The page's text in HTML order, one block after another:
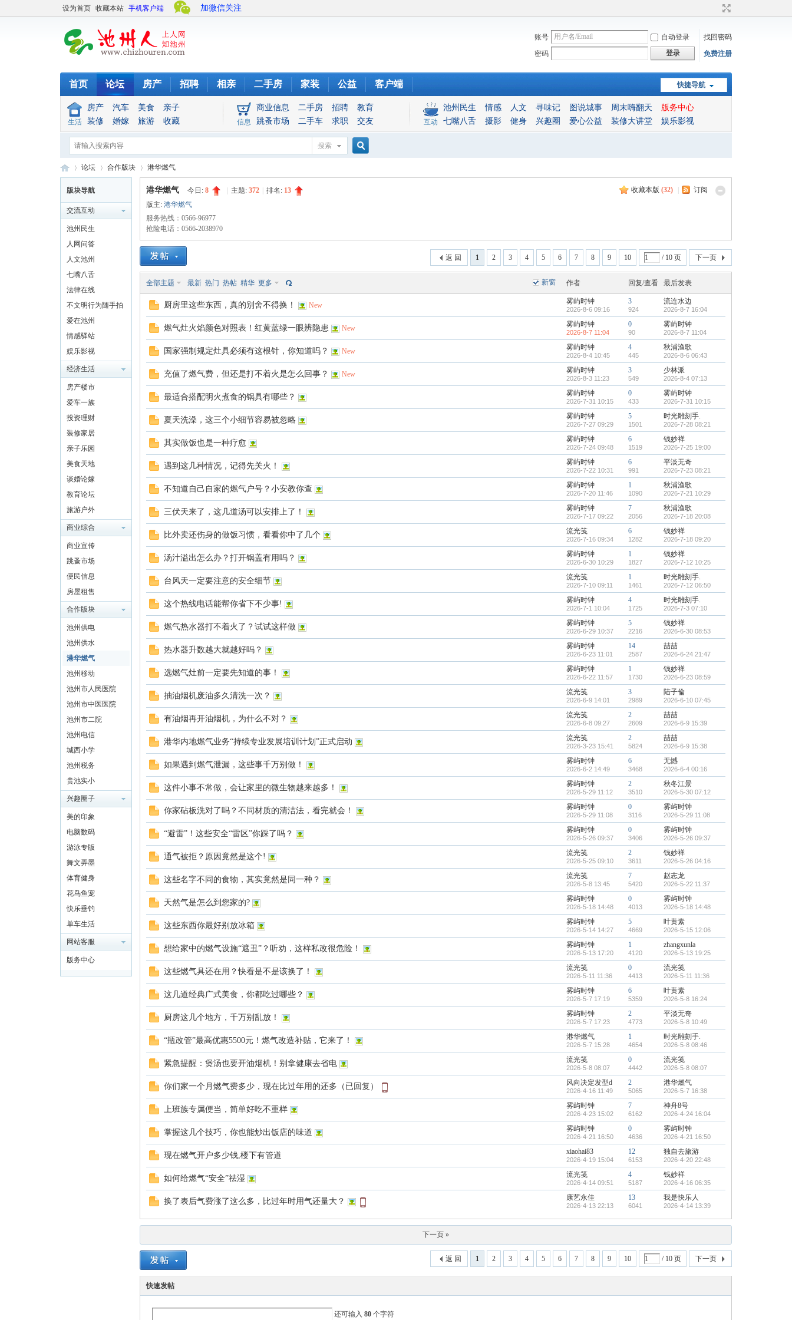
设为首页 收藏本站 手机客户端
账号 自动登录
找回密码
密码
登录 免费注册
快捷导航
首页 论坛 房产 招聘 相亲 二手房 家装 公益 客户端
生活
房产 汽车 美食
亲子
装修
婚嫁 旅游 收藏 信息
商业信息 二手房 招聘
教育
跳蚤市场
二手车 求职 交友 互动
池州民生 情感 人文 寻味记 图说城事 周末嗨翻天
版务中心
七嘴八舌
摄影 健身 兴趣圈 爱心公益 装修大讲堂 娱乐影视
加微信关注
搜索
池
州
人
坛
»
论坛
›
合作版块 港华燃气
版块导航
交流互动
池州民生
人网问答
人文池州
七嘴八舌
法律在线
不文明行为随手拍
爱在池州
情感驿站
娱乐影视
经济生活
房产楼市
爱车一族
投资理财
装修家居
亲子乐园
美食天地
谈婚论嫁
教育论坛
旅游户外
商业综合
商业宣传
跳蚤市场
便民信息
房屋租售
合作版块
池州供电
池州供水
港华燃气
池州移动
池州市人民医院
池州市中医医院
池州市二院
池州电信
城西小学
池州税务
贵池实小
兴趣圈子
美的印象
电脑数码
游泳专版
舞文弄墨
体育健身
花鸟鱼宠
快乐垂钓
单车生活
网站客服
版务中心
收藏本版 (32) 订阅
港华燃气 今日: 8 主题: 372 排名: 13
版主: 港华燃气
服务热线：0566-96977
抢险电话：0566-2038970
1 2 3 4 5 6 7 8 9 10 / 10 页 下一页
返 回
新窗
全部主题 最新 热门 热帖 精华 更多 作者 回复/查看 最后发表
厨房里这些东西，真的别舍不得换！ New 雾屿时钟
2026-8-6 09:16
3
924
流连水边
2026-8-7 16:04
燃气灶火焰颜色对照表！红黄蓝绿一眼辨隐患 New 雾屿时钟
2026-8-7 11:04
0
90
雾屿时钟
2026-8-7 11:04
国家强制规定灶具必须有这根针，你知道吗？ New 雾屿时钟
2026-8-4 10:45
4
445
秋浦渔歌
2026-8-6 06:43
充值了燃气费，但还是打不着火是怎么回事？ New 雾屿时钟
2026-8-3 11:23
3
549
少林派
2026-8-4 07:13
最适合搭配明火煮食的锅具有哪些？ 雾屿时钟
2026-7-31 10:15
0
433
雾屿时钟
2026-7-31 10:15
夏天洗澡，这三个小细节容易被忽略 雾屿时钟
2026-7-27 09:29
5
1501
时光雕刻手.
2026-7-28 08:21
其实做饭也是一种疗愈 雾屿时钟
2026-7-24 09:48
6
1519
钱妙祥
2026-7-25 19:00
遇到这几种情况，记得先关火！ 雾屿时钟
2026-7-22 10:31
6
991
平淡无奇
2026-7-23 08:21
不知道自己自家的燃气户号？小安教你查 雾屿时钟
2026-7-20 11:46
1
1090
秋浦渔歌
2026-7-21 10:29
三伏天来了，这几道汤可以安排上了！ 雾屿时钟
2026-7-17 09:22
7
2056
秋浦渔歌
2026-7-18 20:08
比外卖还伤身的做饭习惯，看看你中了几个 流光笺
2026-7-16 09:34
6
1282
钱妙祥
2026-7-18 09:20
汤汁溢出怎么办？打开锅盖有用吗？ 雾屿时钟
2026-6-30 10:29
1
1827
钱妙祥
2026-7-12 10:25
台风天一定要注意的安全细节 流光笺
2026-7-10 09:11
1
1461
时光雕刻手.
2026-7-12 06:50
这个热线电话能帮你省下不少事! 雾屿时钟
2026-7-1 10:04
4
1725
时光雕刻手.
2026-7-3 07:10
燃气热水器打不着火了？试试这样做 雾屿时钟
2026-6-29 10:37
5
2216
钱妙祥
2026-6-30 08:53
热水器升数越大就越好吗？ 雾屿时钟
2026-6-23 11:01
14
2587
喆喆
2026-6-24 21:47
选燃气灶前一定要先知道的事！ 雾屿时钟
2026-6-22 11:57
1
1730
钱妙祥
2026-6-23 08:59
抽油烟机废油多久清洗一次？ 流光笺
2026-6-9 14:01
3
2989
陆子倫
2026-6-10 07:45
有油烟再开油烟机，为什么不对？ 流光笺
2026-6-8 09:27
2
2609
喆喆
2026-6-9 15:39
港华内地燃气业务“持续专业发展培训计划”正式启动 流光笺
2026-3-23 15:41
2
5824
喆喆
2026-6-9 15:38
如果遇到燃气泄漏，这些事千万别做！ 雾屿时钟
2026-6-2 14:49
6
3468
无憾
2026-6-4 00:16
这件小事不常做，会让家里的微生物越来越多！ 雾屿时钟
2026-5-29 11:12
2
3510
秋冬江景
2026-5-30 07:12
你家砧板洗对了吗？不同材质的清洁法，看完就会！ 雾屿时钟
2026-5-29 11:08
0
3116
雾屿时钟
2026-5-29 11:08
“避雷”！这些安全“雷区”你踩了吗？ 雾屿时钟
2026-5-26 09:37
0
3406
雾屿时钟
2026-5-26 09:37
通气被拒？原因竟然是这个! 流光笺
2026-5-25 09:10
2
3611
钱妙祥
2026-5-26 04:16
这些名字不同的食物，其实竟然是同一种？ 流光笺
2026-5-8 13:45
7
5420
赵志龙
2026-5-22 11:37
天然气是怎么到您家的? 雾屿时钟
2026-5-18 14:48
0
4013
雾屿时钟
2026-5-18 14:48
这些东西你最好别放冰箱 雾屿时钟
2026-5-14 14:27
5
4669
叶黄素
2026-5-15 12:06
想给家中的燃气设施“遮丑”？听劝，这样私改很危险！ 雾屿时钟
2026-5-13 17:20
1
4120
zhangxunla
2026-5-13 19:25
这些燃气具还在用？快看是不是该换了！ 流光笺
2026-5-11 11:36
0
4413
流光笺
2026-5-11 11:36
这几道经典广式美食，你都吃过哪些？ 雾屿时钟
2026-5-7 17:19
6
5359
叶黄素
2026-5-8 16:24
厨房这几个地方，千万别乱放！ 雾屿时钟
2026-5-7 17:23
2
4773
平淡无奇
2026-5-8 10:49
“瓶改管”最高优惠5500元！燃气改造补贴，它来了！ 港华燃气
2026-5-7 15:28
1
4654
时光雕刻手.
2026-5-8 08:46
紧急提醒：煲汤也要开油烟机！别拿健康去省电 流光笺
2026-5-8 08:07
0
4442
流光笺
2026-5-8 08:07
你们家一个月燃气费多少，现在比过年用的还多（已回复） 风向决定发型d
2026-4-16 11:49
2
5065
港华燃气
2026-5-7 16:38
上班族专属便当，简单好吃不重样 雾屿时钟
2026-4-23 15:02
7
6162
神舟8号
2026-4-24 16:04
掌握这几个技巧，你也能炒出饭店的味道 雾屿时钟
2026-4-21 16:50
0
4636
雾屿时钟
2026-4-21 16:50
现在燃气开户多少钱,楼下有管道 xiaohai83
2026-4-19 15:04
12
6153
独自去旅游
2026-4-20 22:48
如何给燃气“安全”祛湿 流光笺
2026-4-14 09:51
4
5187
钱妙祥
2026-4-16 06:35
换了表后气费涨了这么多，比过年时用气还量大？ 康艺永佳
2026-4-13 22:13
13
6041
我是快乐人
2026-4-14 13:39
下一页 »
1 2 3 4 5 6 7 8 9 10 / 10 页 下一页
返 回
快速发帖
还可输入 80 个字符